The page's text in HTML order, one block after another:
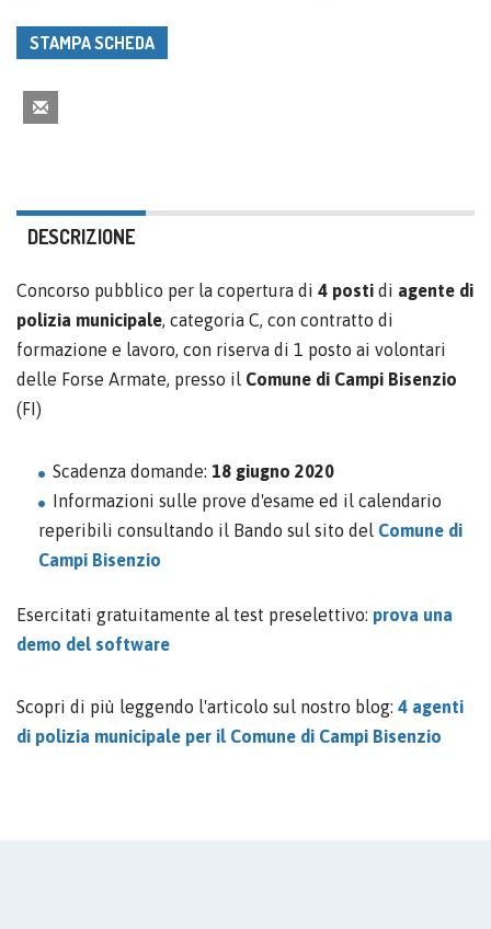
STAMPA SCHEDA
DESCRIZIONE
Concorso pubblico per la copertura di 4 posti di agente di
polizia municipale, categoria C, con contratto di
formazione e lavoro, con riserva di 1 posto ai volontari
delle Forse Armate, presso il Comune di Campi Bisenzio
(FI)
Scadenza domande: 18 giugno 2020
Informazioni sulle prove d'esame ed il calendario
reperibili consultando il Bando sul sito del Comune di
Campi Bisenzio
Esercitati gratuitamente al test preselettivo: prova una
demo del software
Scopri di più leggendo l'articolo sul nostro blog: 4 agenti
di polizia municipale per il Comune di Campi Bisenzio